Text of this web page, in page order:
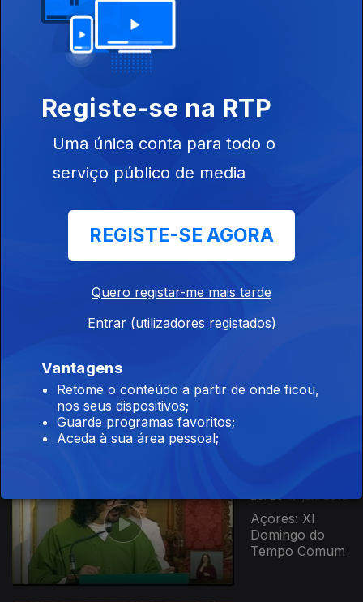
Madeira: XV
Domingo do
Ep. 22 01 jul. 2018
Lisboa: XIII
Ep. 21
Tempo Comum
- Solenidade do
Açores: XI
Domingo do
Tempo Comum
Registe-se na RTP
Uma única conta para todo o
serviço público de media
REGISTE-SE AGORA
Quero registar-me mais tarde
Entrar (utilizadores registados)
Vantagens
Retome o conteúdo a partir de onde ficou,
nos seus dispositivos;
Guarde programas favoritos;
Aceda à sua área pessoal;